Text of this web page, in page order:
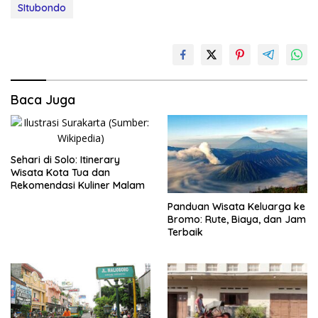
SItubondo
Baca Juga
Sehari di Solo: Itinerary
Wisata Kota Tua dan
Rekomendasi Kuliner Malam
Panduan Wisata Keluarga ke
Bromo: Rute, Biaya, dan Jam
Terbaik